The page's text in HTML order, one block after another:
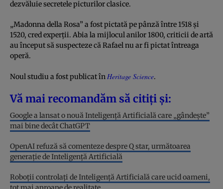
dezvăluie secretele picturilor clasice.
„Madonna della Rosa” a fost pictată pe pânză între 1518 și
1520, cred experții. Abia la mijlocul anilor 1800, criticii de artă
au început să suspecteze că Rafael nu ar fi pictat întreaga
operă.
Noul studiu a fost publicat înHeritage Science.
Vă mai recomandăm să citiți și:
Google a lansat o nouă Inteligență Artificială care „gândește”
mai bine decât ChatGPT
OpenAI refuză să comenteze despre Q star, următoarea
generație de Inteligență Artificială
Roboții controlați de Inteligență Artificială care ucid oameni,